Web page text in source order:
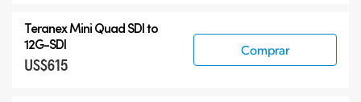
Teranex Mini Quad SDI to
12G-SDI
US$615
Comprar